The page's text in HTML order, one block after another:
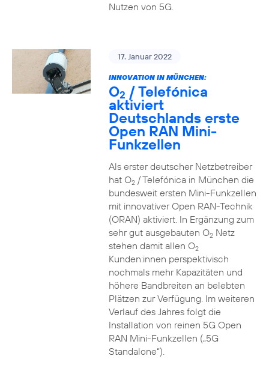
Nutzen von 5G.
17. Januar 2022
INNOVATION IN MÜNCHEN:
O2 / Telefónica
aktiviert
Deutschlands erste
Open RAN Mini-
Funkzellen
Als erster deutscher Netzbetreiber
hat O2/ Telefónica in München die
bundesweit ersten Mini-Funkzellen
mit innovativer Open RAN-Technik
(ORAN) aktiviert. In Ergänzung zum
sehr gut ausgebauten O2Netz
stehen damit allen O2
Kunden:innen perspektivisch
nochmals mehr Kapazitäten und
höhere Bandbreiten an belebten
Plätzen zur Verfügung. Im weiteren
Verlauf des Jahres folgt die
Installation von reinen 5G Open
RAN Mini-Funkzellen („5G
Standalone“).